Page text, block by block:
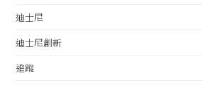
迪士尼
迪士尼創新
追蹤